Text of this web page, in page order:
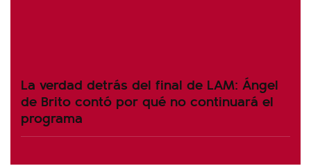
La verdad detrás del final de LAM: Ángel
de Brito contó por qué no continuará el
programa